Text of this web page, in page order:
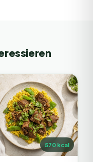
570kcal